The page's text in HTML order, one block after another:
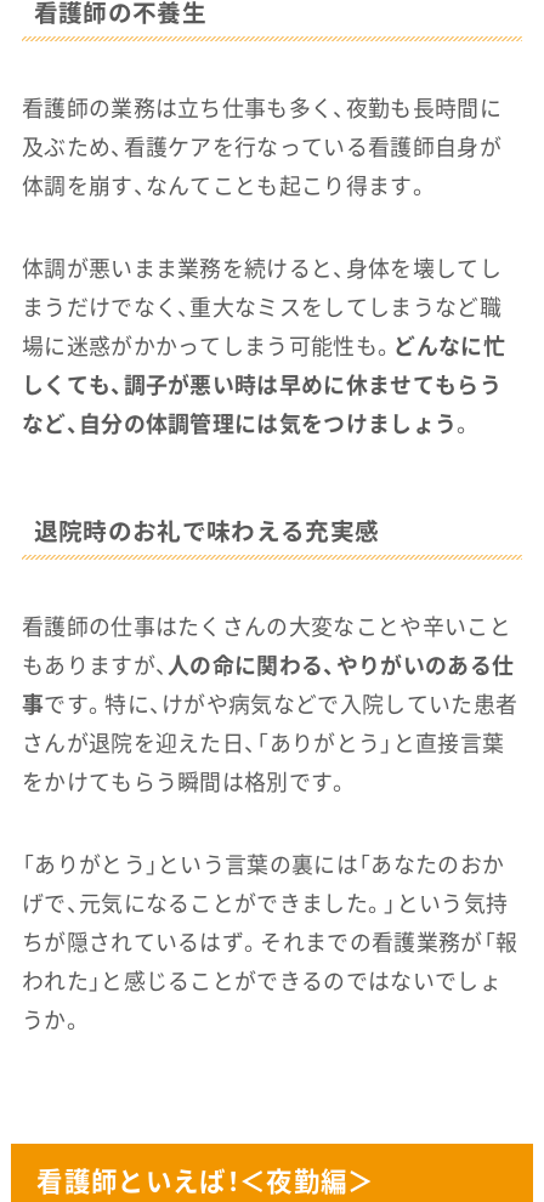
看護師の不養生
看護師の業務は立ち仕事も多く、夜勤も長時間に
及ぶため、看護ケアを行なっている看護師自身が
体調を崩す、なんてことも起こり得ます。
体調が悪いまま業務を続けると、身体を壊してし
まうだけでなく、重大なミスをしてしまうなど職
場に迷惑がかかってしまう可能性も。 どんなに忙
しくても、調子が悪い時は早めに休ませてもらう
など、自分の体調管理には気をつけましょう 。
退院時のお礼で味わえる充実感
看護師の仕事はたくさんの大変なことや辛いこと
もありますが、 人の命に関わる、やりがいのある仕
事です。特に、けがや病気などで入院していた患者
さんが退院を迎えた日、「ありがとう」と直接言葉
をかけてもらう瞬間は格別です。
「ありがとう」という言葉の裏には「あなたのおか
げで、元気になることができました。」という気持
ちが隠されているはず。それまでの看護業務が「報
われた」と感じることができるのではないでしょ
うか。
看護師といえば！＜夜勤編＞